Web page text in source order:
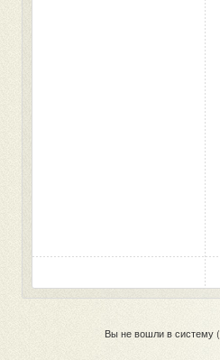
Вы не вошли в систему (